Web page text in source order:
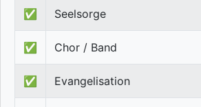
✅ Seelsorge
✅ Chor / Band
✅ Evangelisation